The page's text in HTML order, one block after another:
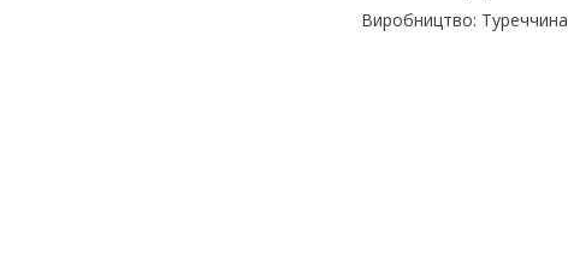
Виробництво: Туреччина